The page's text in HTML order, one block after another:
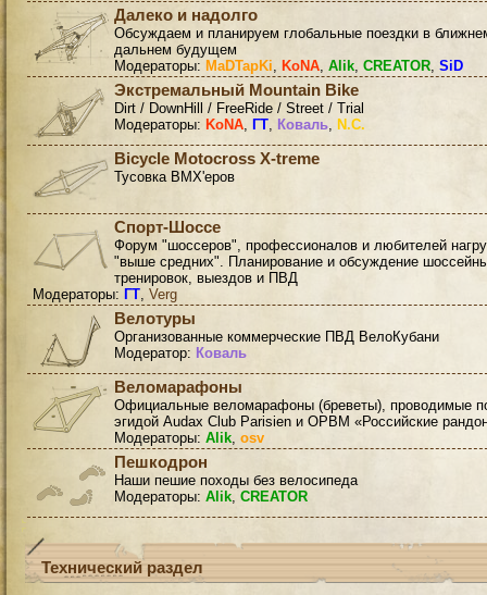
Далеко и надолго
Обсуждаем и планируем глобальные поездки в
дальнем будущем
Модераторы: MaDTapKi, KoNA, Alik, CREATOR, SiD
Экстремальный Mountain Bike
Dirt / DownHill / FreeRide / Street / Trial
Модераторы: KoNA, ГТ, Коваль, N.C.
Bicycle Motocross X-treme
Тусовка BMX'еров
Спорт-Шоссе
Форум "шоссеров", профессионалов и любителей
"выше средних". Планирование и обсуждение
тренировок, выездов и ПВД
Модераторы: ГТ, Verg
Велотуры
Организованные коммерческие ПВД ВелоКубани
Модератор: Коваль
Веломарафоны
Официальные веломарафоны (бреветы), проводимые
эгидой Audax Club Parisien и ОРВМ «Российские
Модераторы: Alik, osv
Пешкодрон
Наши пешие походы без велосипеда
Модераторы: Alik, CREATOR
Технический раздел